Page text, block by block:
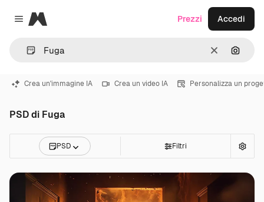
Close menu
Magnific
CancellaCerca
Prezzi Accedi
Crea un'immagine IA Crea un video IA Personalizza un
PSD di Fuga
PSD Filtri